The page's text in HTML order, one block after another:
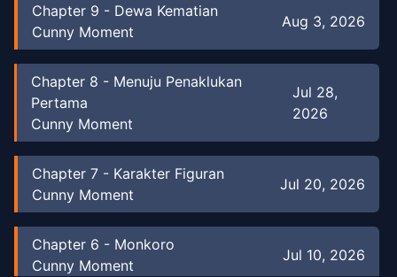
Chapter 9 - Dewa Kematian
Cunny Moment
Aug 3, 2026
Chapter 8 - Menuju Penaklukan
Pertama
Cunny Moment
Jul 28,
2026
Chapter 7 - Karakter Figuran
Cunny Moment
Jul 20, 2026
Chapter 6 - Monkoro
Cunny Moment
Jul 10, 2026